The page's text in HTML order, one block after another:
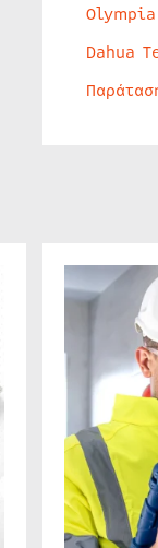
Dahua